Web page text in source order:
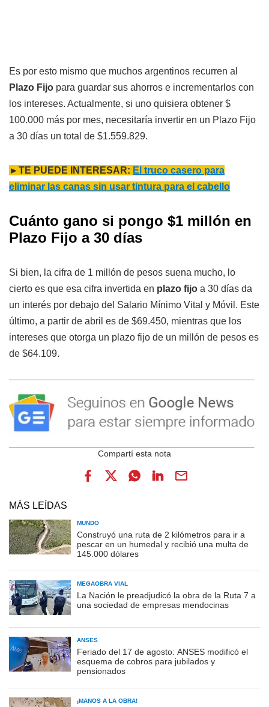
Es por esto mismo que muchos argentinos recurren al
Plazo Fijo para guardar sus ahorros e incrementarlos con
los intereses. Actualmente, si uno quisiera obtener $
100.000 más por mes, necesitaría invertir en un Plazo Fijo
a 30 días un total de $1.559.829.
►TE PUEDE INTERESAR: El truco casero para
eliminar las canas sin usar tintura para el cabello
Cuánto gano si pongo $1 millón en
Plazo Fijo a 30 días
Si bien, la cifra de 1 millón de pesos suena mucho, lo
cierto es que esa cifra invertida en plazo fijo a 30 días da
un interés por debajo del Salario Mínimo Vital y Móvil. Este
último, a partir de abril es de $69.450, mientras que los
intereses que otorga un plazo fijo de un millón de pesos es
de $64.109.
MÁS LEÍDAS
MUNDO
Construyó una ruta de 2 kilómetros para ir a
pescar en un humedal y recibió una multa de
145.000 dólares
MEGAOBRA VIAL
La Nación le preadjudicó la obra de la Ruta 7 a
una sociedad de empresas mendocinas
ANSES
Feriado del 17 de agosto: ANSES modificó el
esquema de cobros para jubilados y
pensionados
¡MANOS A LA OBRA!